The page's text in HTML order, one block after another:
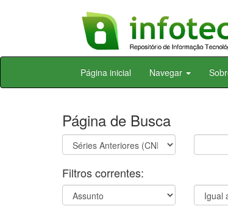
Skip
Página inicial Navegar
Página de Busca
Filtros correntes: